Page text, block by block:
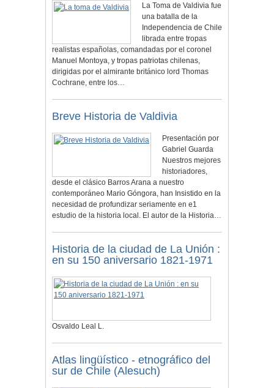
La Toma de Valdivia fue
una batalla de la
Independencia de Chile
librada entre tropas
realistas españolas, comandadas por el coronel
Manuel Montoya, y tropas patriotas chilenas,
dirigidas por el almirante británico lord Thomas
Cochrane, entre los…
Breve Historia de Valdivia
Presentación por
Gabriel Guarda
Nuestros mejores
historiadores,
desde el clásico Barros Arana a nuestro
contemporáneo Mario Góngora, han Insistido en la
necesidad de profundizar seriamente en e1
estudio de la historia local. El autor de la Historia…
Historia de la ciudad de La Unión :
en su 150 aniversario 1821-1971
Osvaldo Leal L.
Atlas lingüístico - etnográfico del
sur de Chile (Alesuch)